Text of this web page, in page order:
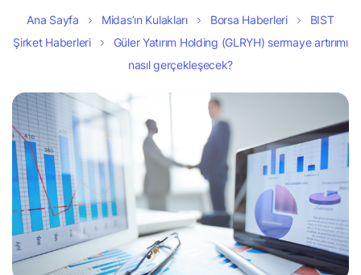
Ana Sayfa Midas’ın Kulakları Borsa Haberleri
BIST
Şirket Haberleri
Güler Yatırım Holding (GLRYH) sermaye artırımı
nasıl gerçekleşecek?